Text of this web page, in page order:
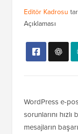
Editör Kadrosu
Açıklaması
WordPress e-
sorunlarını
mesajların